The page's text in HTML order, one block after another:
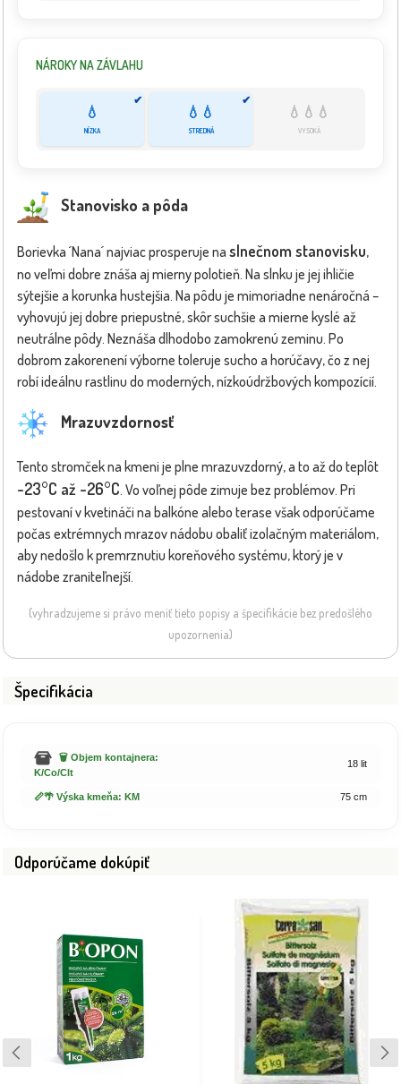
NÁROKY NA ZÁVLAHU
✔
💧
NÍZKA
✔
💧💧
STREDNÁ
💧💧💧
VYSOKÁ
Stanovisko a pôda
Borievka ´Nana´ najviac prosperuje na slnečnom stanovisku,
no veľmi dobre znáša aj mierny polotieň. Na slnku je jej ihličie
sýtejšie a korunka hustejšia. Na pôdu je mimoriadne nenáročná –
vyhovujú jej dobre priepustné, skôr suchšie a mierne kyslé až
neutrálne pôdy. Neznáša dlhodobo zamokrenú zeminu. Po
dobrom zakorenení výborne toleruje sucho a horúčavy, čo z nej
robí ideálnu rastlinu do moderných, nízkoúdržbových kompozícií.
Mrazuvzdornosť
Tento stromček na kmeni je plne mrazuvzdorný, a to až do teplôt
-23°C až -26°C. Vo voľnej pôde zimuje bez problémov. Pri
pestovaní v kvetináči na balkóne alebo terase však odporúčame
počas extrémnych mrazov nádobu obaliť izolačným materiálom,
aby nedošlo k premrznutiu koreňového systému, ktorý je v
nádobe zraniteľnejší.
(vyhradzujeme si právo meniť tieto popisy a špecifikácie bez predošlého
upozornenia)
Špecifikácia
🗑️ Objem kontajnera:
K/Co/Clt
18 lit
📏🌴 Výska kmeňa: KM 75 cm
Odporúčame dokúpiť